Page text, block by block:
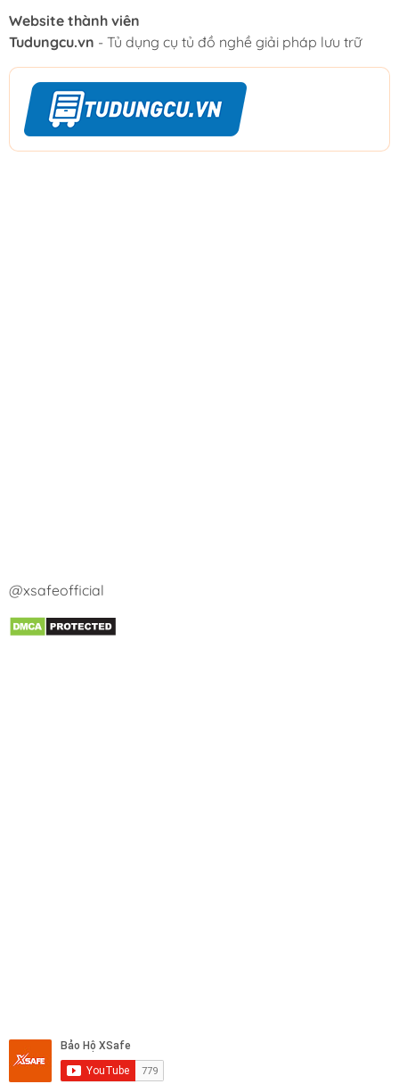
Website thành viên
Tudungcu.vn - Tủ dụng cụ tủ đồ nghề giải pháp lưu trữ
@xsafeofficial